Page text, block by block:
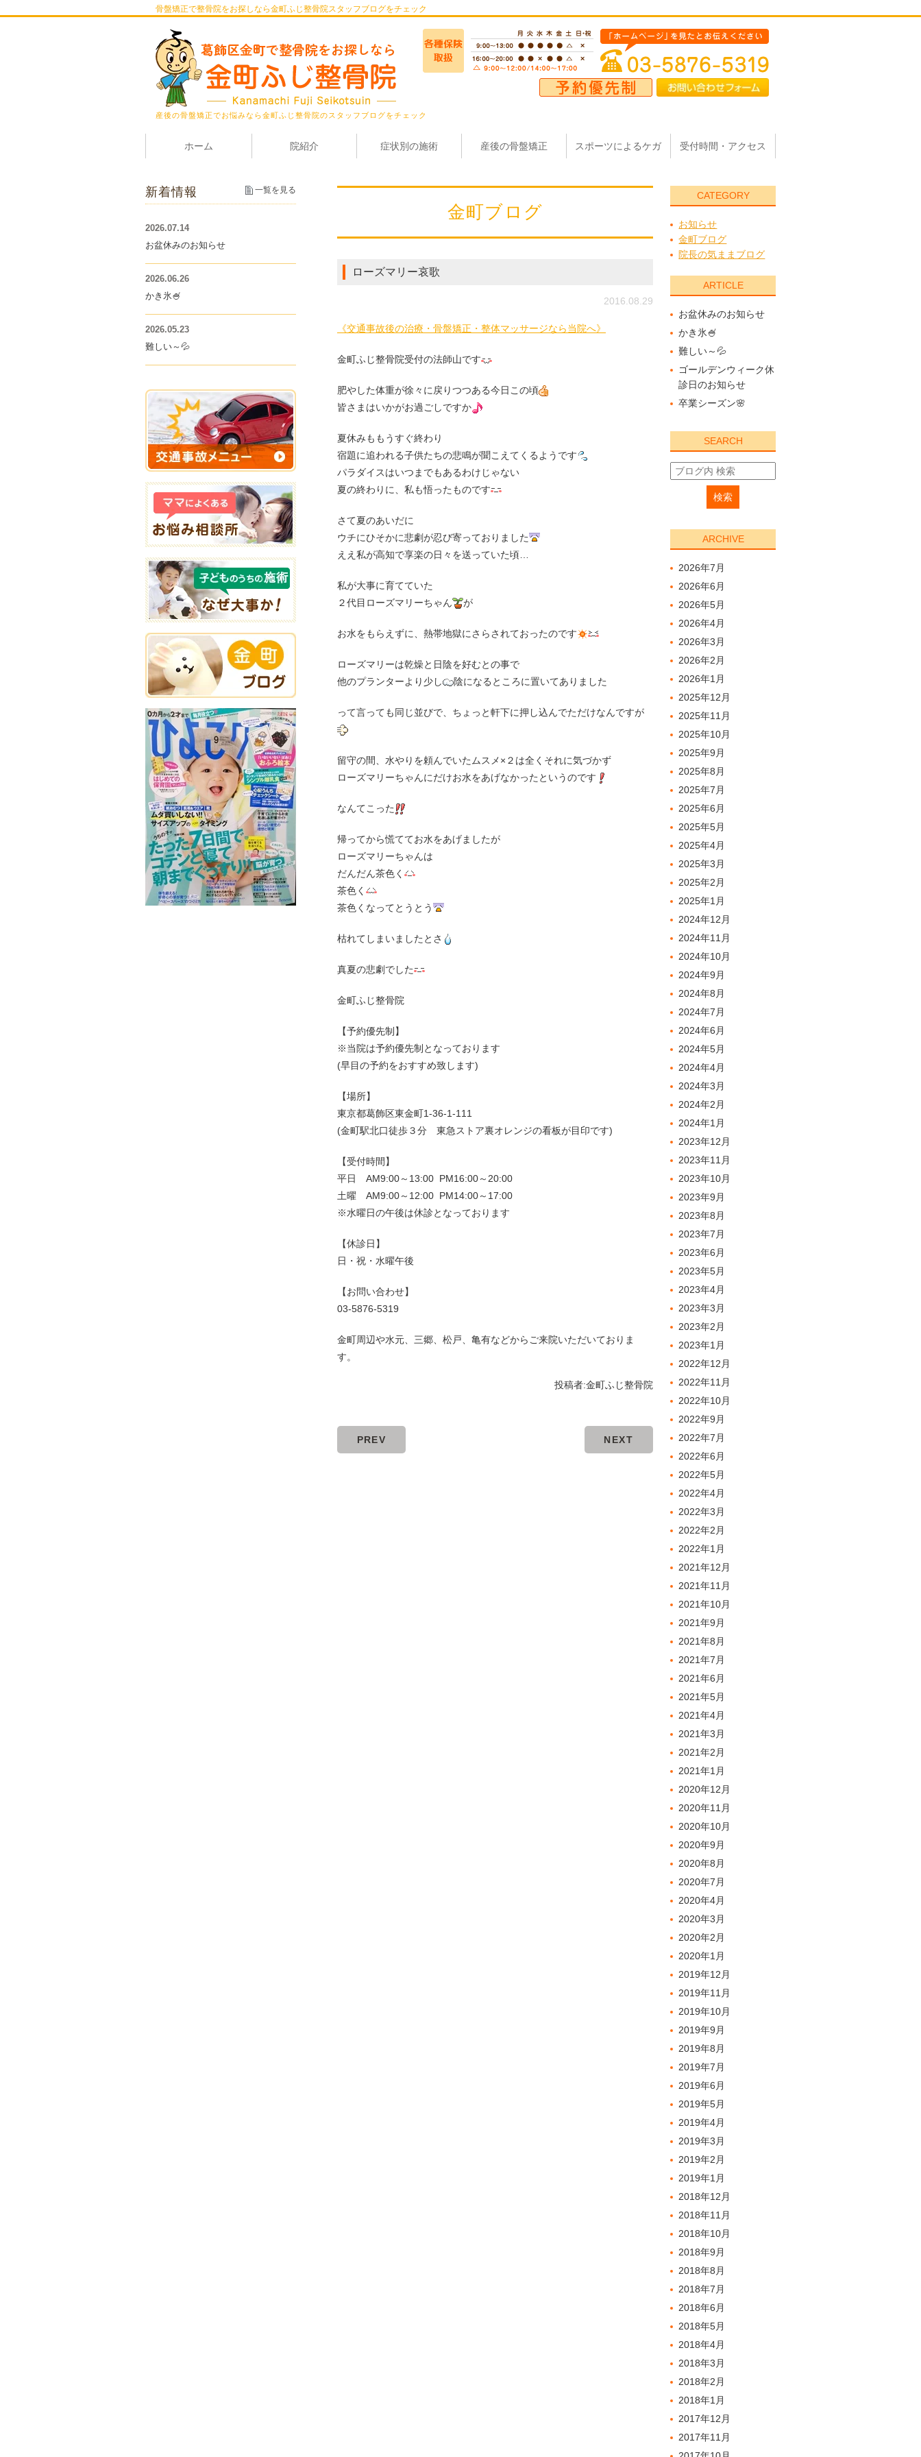
骨盤矯正で整骨院をお探しなら金町ふじ整骨院スタッフブログをチェック
産後の骨盤矯正でお悩みなら金町ふじ整骨院のスタッフブログをチェック
ホーム 院紹介 症状別の施術 産後の骨盤矯正 スポーツによるケガ 受付時間・アクセス
金町ブログ
ローズマリー哀歌
2016.08.29
《交通事故後の治療・骨盤矯正・整体マッサージなら当院へ》
金町ふじ整骨院受付の法師山です
肥やした体重が徐々に戻りつつある今日この頃
皆さまはいかがお過ごしですか
夏休みももうすぐ終わり
宿題に追われる子供たちの悲鳴が聞こえてくるようです
パラダイスはいつまでもあるわけじゃない
夏の終わりに、私も悟ったものです
さて夏のあいだに
ウチにひそかに悲劇が忍び寄っておりました
ええ私が高知で享楽の日々を送っていた頃…
私が大事に育てていた
２代目ローズマリーちゃん
が
お水をもらえずに、熱帯地獄にさらされておったのです
ローズマリーは乾燥と日陰を好むとの事で
他のプランターより少し
陰になるところに置いてありました
って言っても同じ並びで、ちょっと軒下に押し込んでただけなんですが
留守の間、水やりを頼んでいたムスメ×２は全くそれに気づかず
ローズマリーちゃんにだけお水をあげなかったというのです
なんてこった
帰ってから慌ててお水をあげましたが
ローズマリーちゃんは
だんだん茶色く
茶色く
茶色くなってとうとう
枯れてしまいましたとさ
真夏の悲劇でした
金町ふじ整骨院
【予約優先制】
※当院は予約優先制となっております
(早目の予約をおすすめ致します)
【場所】
東京都葛飾区東金町1-36-1-111
(金町駅北口徒歩３分 東急ストア裏オレンジの看板が目印です)
【受付時間】
平日 AM9:00～13:00 PM16:00～20:00
土曜 AM9:00～12:00 PM14:00～17:00
※水曜日の午後は休診となっております
【休診日】
日・祝・水曜午後
【お問い合わせ】
03-5876-5319
金町周辺や水元、三郷、松戸、亀有などからご来院いただいておりま
す。
投稿者:金町ふじ整骨院
PREV NEXT
CATEGORY
お知らせ
金町ブログ
院長の気ままブログ
ARTICLE
お盆休みのお知らせ
かき氷🍧
難しい～💦
ゴールデンウィーク休
診日のお知らせ
卒業シーズン🌸
SEARCH
ARCHIVE
2026年7月
2026年6月
2026年5月
2026年4月
2026年3月
2026年2月
2026年1月
2025年12月
2025年11月
2025年10月
2025年9月
2025年8月
2025年7月
2025年6月
2025年5月
2025年4月
2025年3月
2025年2月
2025年1月
2024年12月
2024年11月
2024年10月
2024年9月
2024年8月
2024年7月
2024年6月
2024年5月
2024年4月
2024年3月
2024年2月
2024年1月
2023年12月
2023年11月
2023年10月
2023年9月
2023年8月
2023年7月
2023年6月
2023年5月
2023年4月
2023年3月
2023年2月
2023年1月
2022年12月
2022年11月
2022年10月
2022年9月
2022年7月
2022年6月
2022年5月
2022年4月
2022年3月
2022年2月
2022年1月
2021年12月
2021年11月
2021年10月
2021年9月
2021年8月
2021年7月
2021年6月
2021年5月
2021年4月
2021年3月
2021年2月
2021年1月
2020年12月
2020年11月
2020年10月
2020年9月
2020年8月
2020年7月
2020年4月
2020年3月
2020年2月
2020年1月
2019年12月
2019年11月
2019年10月
2019年9月
2019年8月
2019年7月
2019年6月
2019年5月
2019年4月
2019年3月
2019年2月
2019年1月
2018年12月
2018年11月
2018年10月
2018年9月
2018年8月
2018年7月
2018年6月
2018年5月
2018年4月
2018年3月
2018年2月
2018年1月
2017年12月
2017年11月
新着情報 一覧を見る
2026.07.14
お盆休みのお知らせ
2026.06.26
かき氷🍧
2026.05.23
難しい～💦